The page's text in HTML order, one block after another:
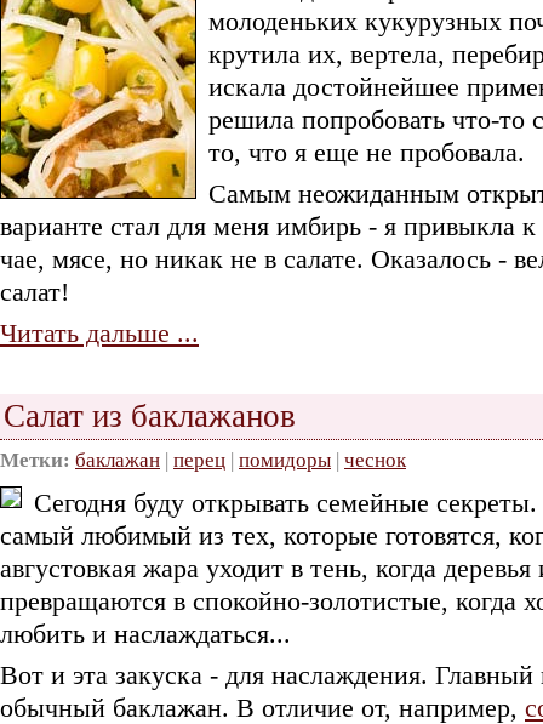
молоденьких кукурузных
крутила их, вертела,
искала достойнейшее
решила попробовать что-то
то, что я еще не пробовала.
Самым неожиданным
варианте стал для меня имбирь - я привыкла
чае, мясе, но никак не в салате. Оказалось -
салат!
Читать дальше ...
Салат из баклажанов
Метки: баклажан | перец | помидоры | чеснок
Сегодня буду открывать семейные
самый любимый из тех, которые готовятся,
августовкая жара уходит в тень, когда
превращаются в спокойно-золотистые, когда
любить и наслаждаться...
Вот и эта закуска - для наслаждения.
обычный баклажан. В отличие от, например,